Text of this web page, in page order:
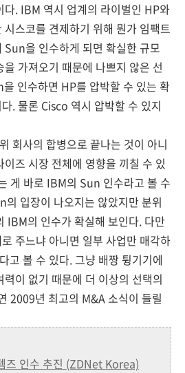
다. IBM 역시 업계의 라이벌인 HP와
스코를 견제하기 위해 뭔가 임팩트
Sun을 인수하게 되면 확실한 규모
가져오기 때문에 나쁘지 않은 선
인수하면 HP를 압박할 수 있는 확
. 물론 Cisco 역시 압박할 수 있지
회사의 합병으로 끝나는 것이 아니
즈 시장 전체에 영향을 끼칠 수 있
게 바로 IBM의 Sun 인수라고 볼 수
입장이 나오지는 않았지만 분위
IBM의 인수가 확실해 보인다. 다만
주느냐 아니면 일부 사업만 매각하
고 볼 수 있다. 그냥 배짱 튕기기에
이 없기 때문에 더 이상의 선택의
2009년 최고의 M&A 소식이 들릴
즈 인수 추진 (ZDNet Korea)